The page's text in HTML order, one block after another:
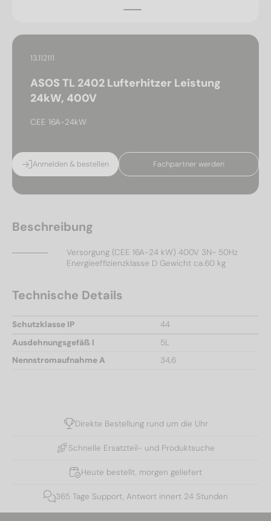
13.112111
ASOS TL 2402 Lufterhitzer Leistung
24kW, 400V
CEE 16A-24kW
Anmelden & bestellen Fachpartner werden
Beschreibung
Versorgung (CEE 16A-24 kW) 400V 3N~ 50Hz
Energieeffizienzklasse D Gewicht ca.60 kg
Technische Details
Schutzklasse IP
44
Ausdehnungsgefäß l
5L
Nennstromaufnahme A
34,6
Direkte Bestellung rund um die Uhr
Schnelle Ersatzteil- und Produktsuche
Heute bestellt, morgen geliefert
365 Tage Support, Antwort innert 24 Stunden